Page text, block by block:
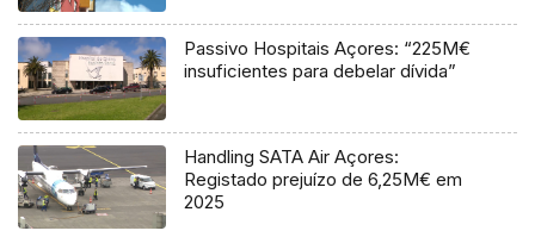
Passivo Hospitais Açores: “225M€
insuficientes para debelar dívida”
Handling SATA Air Açores:
Registado prejuízo de 6,25M€ em
2025